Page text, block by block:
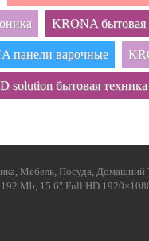
KRONA бытовая
панели варочные
solution бытовая техника
Мебель, Посуда, Домашний
Mb, 15.6″ Full HD